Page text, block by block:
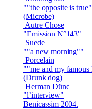
""the opposite is
(Microbe)
Autre Chose
"Emission N°143"
Suede
""a new morning""
Porcelain
""me and my
(Drunk dog)
Herman Düne
"l’interview"
Benicassim 2004.